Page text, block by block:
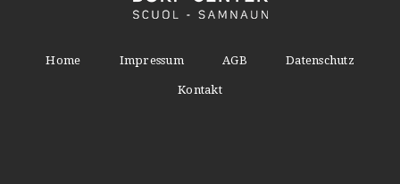
Home Impressum AGB Datenschutz
Kontakt